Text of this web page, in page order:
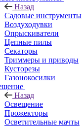
Назад
Садовые инструменты
Воздуходувки
Опрыскиватели
Цепные пилы
Секаторы
Триммеры и приводы
Кусторезы
Газонокосилки
Назад
Освещение
Прожекторы
Осветительные мачты